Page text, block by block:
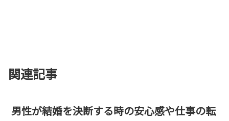
関連記事
男性が結婚を決断する時の安心感や仕事の転